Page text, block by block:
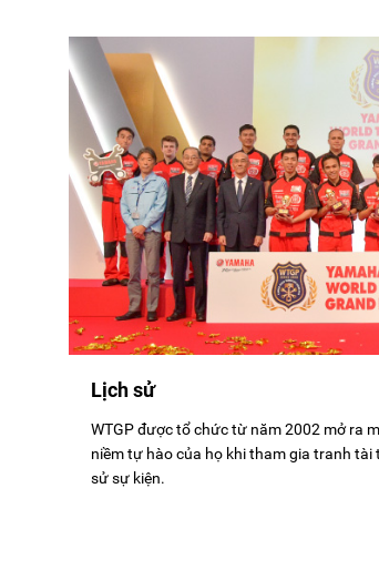
Lịch sử
WTGP được tổ chức từ năm 2002 mở ra
niềm tự hào của họ khi tham gia tranh
sử sự kiện.